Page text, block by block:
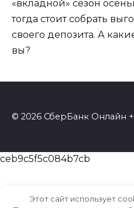
«вкладной» сезон
тогда стоит собрать
своего депозита. А
вы?
© 2026 СберБанк Онлайн
ceb9c5f5c084b7cb
Этот сайт использует